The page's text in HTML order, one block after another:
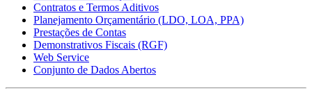
Contratos e Termos Aditivos
Planejamento Orçamentário (LDO, LOA, PPA)
Prestações de Contas
Demonstrativos Fiscais (RGF)
Web Service
Conjunto de Dados Abertos